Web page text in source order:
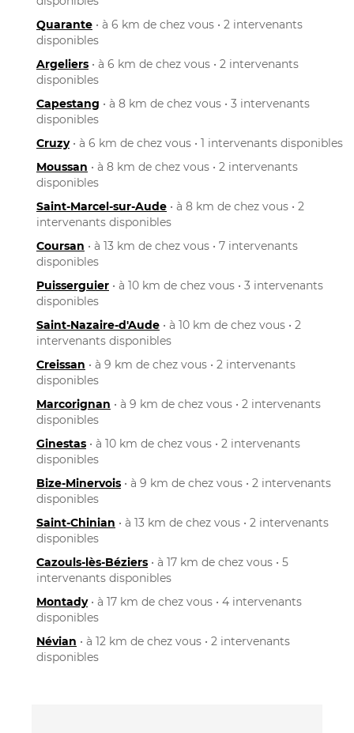
Quarante • à 6 km de chez vous • 2 intervenants
disponibles
Argeliers • à 6 km de chez vous • 2 intervenants
disponibles
Capestang • à 8 km de chez vous • 3 intervenants
disponibles
Cruzy• à 6 km de chez vous • 1 intervenants disponibles
Moussan • à 8 km de chez vous • 2 intervenants
disponibles
Saint-Marcel-sur-Aude • à 8 km de chez vous • 2
intervenants disponibles
Coursan • à 13 km de chez vous • 7 intervenants
disponibles
Puisserguier • à 10 km de chez vous • 3 intervenants
disponibles
Saint-Nazaire-d'Aude • à 10 km de chez vous • 2
intervenants disponibles
Creissan • à 9 km de chez vous • 2 intervenants
disponibles
Marcorignan • à 9 km de chez vous • 2 intervenants
disponibles
Ginestas • à 10 km de chez vous • 2 intervenants
disponibles
Bize-Minervois • à 9 km de chez vous • 2 intervenants
disponibles
Saint-Chinian • à 13 km de chez vous • 2 intervenants
disponibles
Cazouls-lès-Béziers • à 17 km de chez vous • 5
intervenants disponibles
Montady• à 17 km de chez vous • 4 intervenants
disponibles
Névian • à 12 km de chez vous • 2 intervenants
disponibles